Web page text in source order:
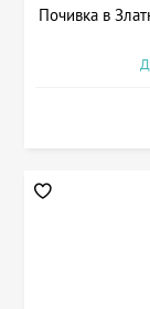
Почивка в